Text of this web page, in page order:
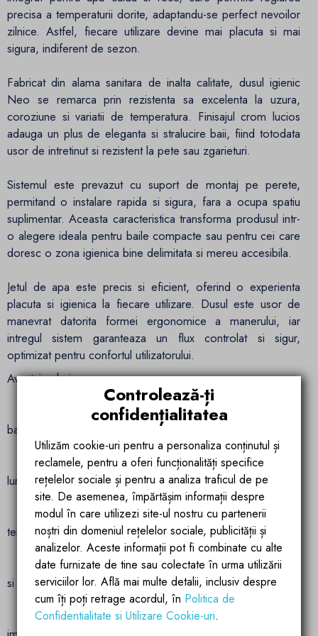
precisa a temperaturii dorite, adaptandu-se perfect nevoilor
zilnice. Astfel, fiecare utilizare devine mai placuta si mai
sigura, indiferent de sezon.
Fabricat din alama sanitara de inalta calitate, dusul igienic
Neo se remarca prin rezistenta sa excelenta la uzura,
coroziune si variatii de temperatura. Finisajul crom lucios
adauga un plus de eleganta si stralucire baii, fiind totodata
usor de intretinut si rezistent la pete sau zgarieturi.
Sistemul este prevazut cu suport de montaj pe perete,
permitand o instalare rapida si sigura, fara a ocupa spatiu
suplimentar. Aceasta caracteristica transforma produsul intr-
o alegere ideala pentru baile compacte sau pentru cei care
doresc o zona igienica bine delimitata si mereu accesibila.
Jetul de apa este precis si eficient, oferind o experienta
placuta si igienica la fiecare utilizare. Dusul este usor de
manevrat datorita formei ergonomice a manerului, iar
intregul sistem garanteaza un flux controlat si sigur,
optimizat pentru confortul utilizatorului.
Avantaje cheie:
Finisaj Crom elegant – aduce un plus de stil si rafinament
baii tale.
Constructie din alama durabila – rezistenta pe termen
lung si usor de intretinut.
Mixer pentru apa calda si rece – reglaj facil al
temperaturii pentru un confort personalizat.
Montaj pe perete – solutie practica pentru bai organizate
si moderne.
Jet de apa eficient si confortabil – pentru o igiena zilnica
Controlează-ți
confidențialitatea
Utilizăm cookie-uri pentru a personaliza conținutul și
reclamele, pentru a oferi funcționalități specifice
rețelelor sociale și pentru a analiza traficul de pe
site. De asemenea, împărtășim informații despre
modul în care utilizezi site-ul nostru cu partenerii
noștri din domeniul rețelelor sociale, publicității și
analizelor. Aceste informații pot fi combinate cu alte
date furnizate de tine sau colectate în urma utilizării
serviciilor lor. Află mai multe detalii, inclusiv despre
cum îți poți retrage acordul, în Politica de
Confidentialitate si Utilizare Cookie-uri.